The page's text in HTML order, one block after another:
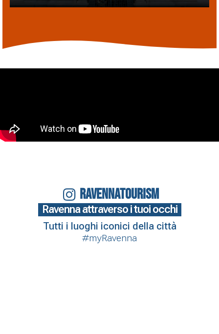
RAVENNATOURISM
Ravenna attraverso i tuoi occhi
Tutti i luoghi iconici della città
#myRavenna